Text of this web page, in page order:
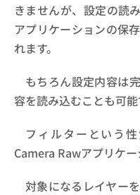
きませんが、設定の読
アプリケーションの保
れます。
もちろん設定内容は
容を読み込むことも可能
フィルターという
Camera Rawアプリケー
対象になるレイヤー